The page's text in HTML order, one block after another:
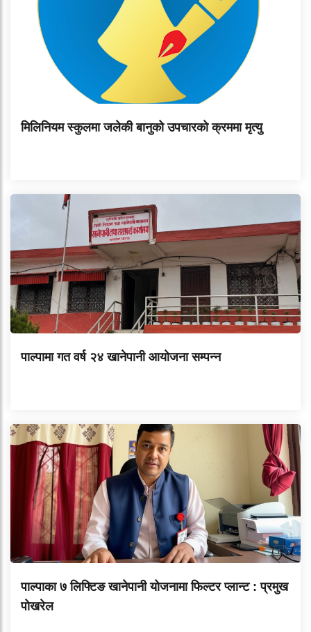
मिलिनियम स्कुलमा जलेकी बानुको उपचारको क्रममा मृत्यु
पाल्पामा गत वर्ष २४ खानेपानी आयोजना सम्पन्न
पाल्पाका ७ लिफ्टिङ खानेपानी योजनामा फिल्टर प्लान्ट : प्रमुख
पोखरेल